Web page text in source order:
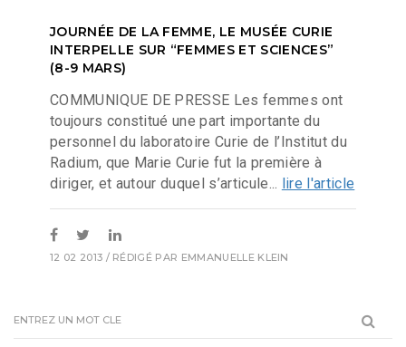
JOURNÉE DE LA FEMME, LE MUSÉE CURIE
INTERPELLE SUR “FEMMES ET SCIENCES”
(8-9 MARS)
COMMUNIQUE DE PRESSE Les femmes ont
toujours constitué une part importante du
personnel du laboratoire Curie de l’Institut du
Radium, que Marie Curie fut la première à
diriger, et autour duquel s’articule... lire l'article
12 02 2013 / RÉDIGÉ PAR EMMANUELLE KLEIN